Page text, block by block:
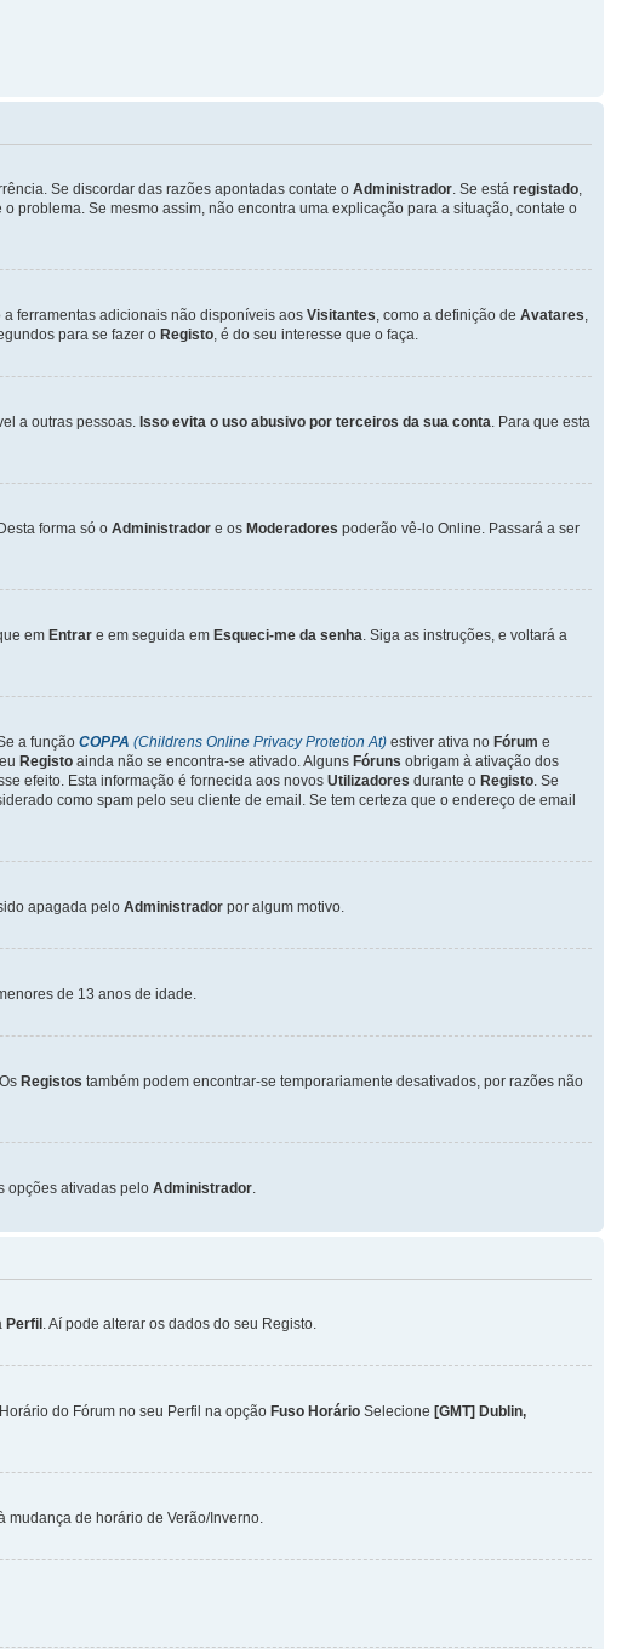
Se discordar das razões apontadas contate o Administrador. Se está registado,
problema. Se mesmo assim, não encontra uma explicação para a situação, contate o
ferramentas adicionais não disponíveis aos Visitantes, como a definição de Avatares,
para se fazer o Registo, é do seu interesse que o faça.
a outras pessoas. Isso evita o uso abusivo por terceiros da sua conta. Para que esta
forma só o Administrador e os Moderadores poderão vê-lo Online. Passará a ser
em Entrar e em seguida em Esqueci-me da senha. Siga as instruções, e voltará a
a função COPPA (Childrens Online Privacy Protetion At) estiver ativa no Fórum e
Registo ainda não se encontra-se ativado. Alguns Fóruns obrigam à ativação dos
efeito. Esta informação é fornecida aos novos Utilizadores durante o Registo. Se
como spam pelo seu cliente de email. Se tem certeza que o endereço de email
apagada pelo Administrador por algum motivo.
de 13 anos de idade.
Registos também podem encontrar-se temporariamente desativados, por razões não
opções ativadas pelo Administrador.
Perfil . Aí pode alterar os dados do seu Registo.
do Fórum no seu Perfil na opção Fuso Horário Selecione [GMT] Dublin,
mudança de horário de Verão/Inverno.